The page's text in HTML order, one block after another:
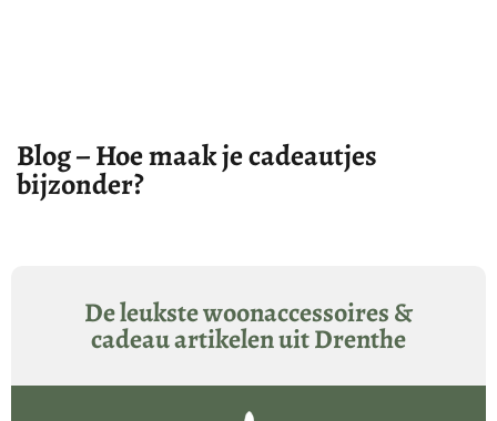
Blog – Hoe maak je cadeautjes
bijzonder?
De leukste woonaccessoires &
cadeau artikelen uit Drenthe